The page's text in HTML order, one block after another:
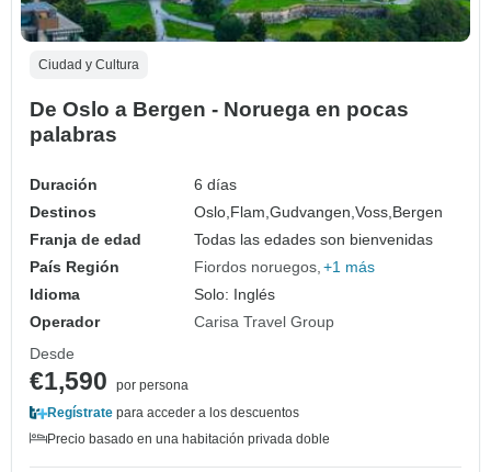
Ciudad y Cultura
De Oslo a Bergen - Noruega en pocas
palabras
Duración
6 días
Destinos
Oslo, Flam,Gudvangen,Voss, Bergen
Franja de edad
Todas las edades son bienvenidas
País Región
Fiordos noruegos +1 más
Idioma
Solo: Inglés
Operador
Carisa Travel Group
Desde
€1,590
por persona
Regístrate para acceder a los descuentos
Precio basado en una habitación privada doble